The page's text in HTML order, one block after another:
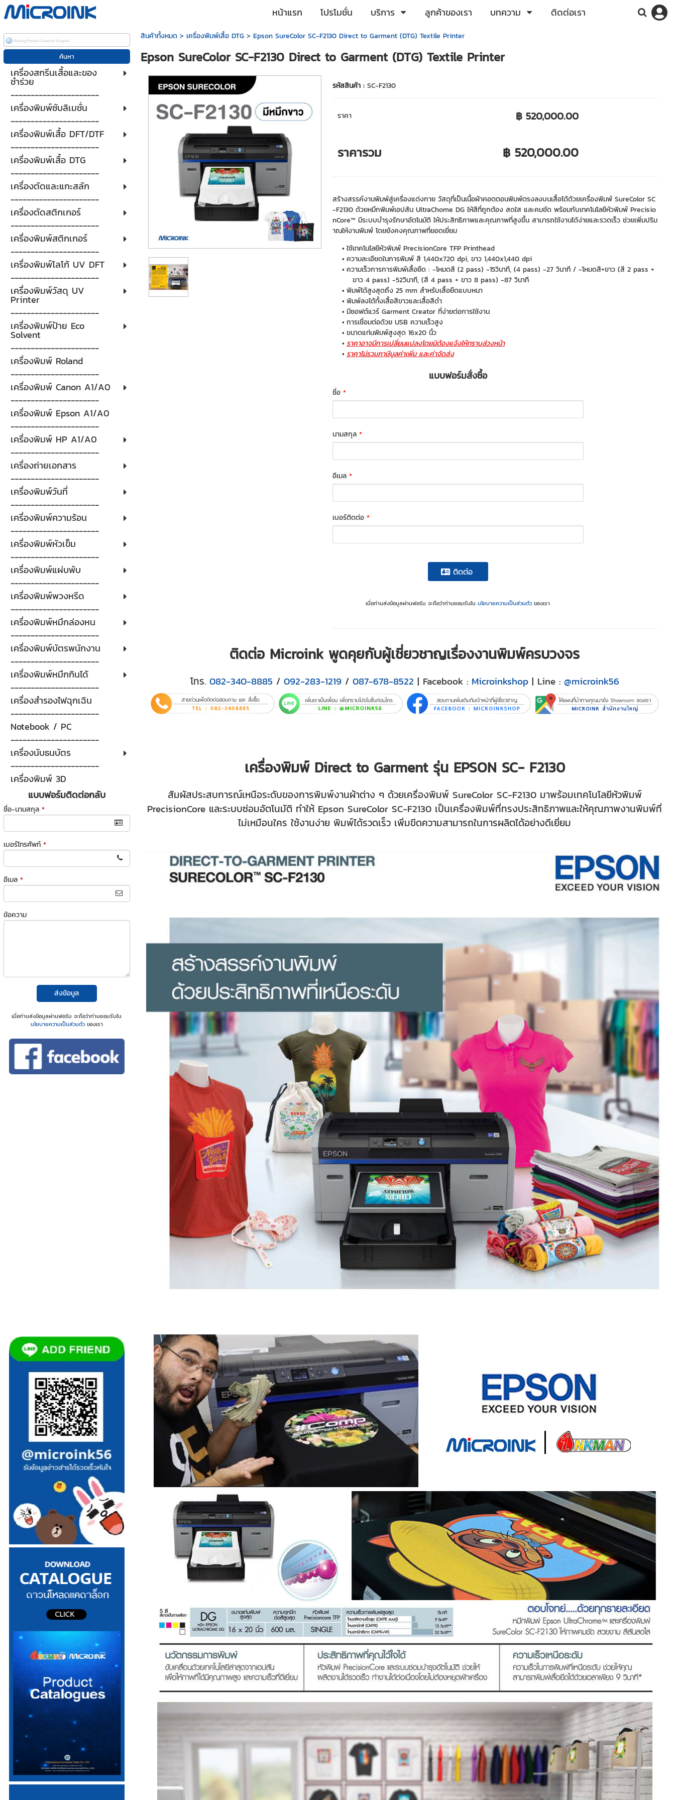
หน้าแรก โปรโมชั่น บริการ ลูกค้าของเรา บทความ ติดต่อเรา
เครื่องสกรีนเสื้อและของ
ชำร่วย
----------------------
เครื่องพิมพ์ซับลิเมชั่น
----------------------
เครื่องพิมพ์เสื้อ DFT/DTF
----------------------
เครื่องพิมพ์เสื้อ DTG
----------------------
เครื่องตัดและแกะสลัก
----------------------
เครื่องตัดสติกเกอร์
----------------------
เครื่องพิมพ์สติกเกอร์
----------------------
เครื่องพิมพ์โลโก้ UV DFT
----------------------
เครื่องพิมพ์วัสดุ UV
Printer
----------------------
เครื่องพิมพ์ป้าย Eco
Solvent
----------------------
เครื่องพิมพ์ Roland
----------------------
เครื่องพิมพ์ Canon A1/A0
----------------------
เครื่องพิมพ์ Epson A1/A0
----------------------
เครื่องพิมพ์ HP A1/A0
----------------------
เครื่องถ่ายเอกสาร
----------------------
เครื่องพิมพ์วันที่
----------------------
เครื่องพิมพ์ความร้อน
----------------------
เครื่องพิมพ์หัวเข็ม
----------------------
เครื่องพิมพ์แผ่บพับ
----------------------
เครื่องพิมพ์พวงหรีด
----------------------
เครื่องพิมพ์หมึกล่องหน
----------------------
เครื่องพิมพ์บัตรพนักงาน
----------------------
เครื่องพิมพ์หมึกกินได้
----------------------
เครื่องสำรองไฟฉุกเฉิน
----------------------
Notebook / PC
----------------------
เครื่องนับธนบัตร
----------------------
เครื่องพิมพ์ 3D
แบบฟอร์มติดต่อกลับ
ชื่อ-นามสกุล *
เบอร์โทรศัพท์ *
อีเมล *
ข้อความ
ส่งข้อมูล
เมื่อท่านส่งข้อมูลผ่านฟอร์ม จะถือว่าท่านยอมรับใน
นโยบายความเป็นส่วนตัวของเรา
สินค้าทั้งหมด> เครื่องพิมพ์เสื้อ DTG> Epson SureColor SC-F2130 Direct to Garment (DTG) Textile Printer
Epson SureColor SC-F2130 Direct to Garment (DTG) Textile Printer
รหัสสินค้า : SC-F2130
ราคา ฿ 520,000.00
ราคารวม ฿ 520,000.00
สร้างสรรค์งานพิมพ์สู่เครื่องแต่งกาย วัสดุที่เป็นเนื้อผ้าคอตตอนพิมพ์ตรงลงบนเสื้อได้ด้วยเครื่องพิมพ์ SureColor SC
-F2130 ด้วยหมึกพิมพ์เอปสัน UltraChome DG ให้สีที่ถูกต้อง สดใส และคมชัด พร้อมกับเทคโนโลยีหัวพิมพ์ Precisio
nCore™ มีระบบบำรุงรักษาอัตโนมัติ ให้ประสิทธิภาพและคุณภาพที่สูงขึ้น สามารถใช้งานได้ง่ายและรวดเร็ว ช่วยเพิ่มปริม
าณให้งานพิมพ์ โดยยังคงคุณภาพที่ยอดเยี่ยม
ใช้เทคโนโลยีหัวพิมพ์ PrecisionCore TFP Printhead
ความละเอียดในการพิมพ์ สี 1,440x720 dpi, ขาว 1,440x1,440 dpi
ความเร็วการการพิมพ์เสื้อยืด : -โหมดสี (2 pass) -15วินาที, (4 pass) -27 วินาที / -โหมดสี+ขาว (สี 2 pass +
ขาว 4 pass) -52วินาที, (สี 4 pass + ขาว 8 pass) -87 วินาที
พิมพ์ได้สูงสุดถึง 25 mm สำหรับเสื้อยืดแบบหนา
พิมพ์ลงได้ทั้งเสื้อสีขาวและเสื้อสีดำ
มีซอฟต์แวร์ Garment Creator ที่ง่ายต่อการใช้งาน
การเชื่อมต่อด้วย USB ความเร็วสูง
ขนาดแท่นพิมพ์สูงสุด 16x20 นิ้ว
ราคาอาจมีการเปลี่ยนแปลงโดยมิต้องแจ้งให้ทราบล่วงหน้า
ราคาไม่รวมภาษีมูลค่าเพิ่ม และค่าจัดส่ง
แบบฟอร์มสั่งซื้อ
ชื่อ *
นามสกุล *
อีเมล *
เบอร์ติดต่อ *
ติดต่อ
เมื่อท่านส่งข้อมูลผ่านฟอร์ม จะถือว่าท่านยอมรับในนโยบายความเป็นส่วนตัว ของเรา
ติดต่อ Microink พูดคุยกับผู้เชี่ยวชาญเรื่องงานพิมพ์ครบวงจร
โทร. 082-340-8885 / 092-283-1219 / 087-678-8522 | Facebook : Microinkshop| Line : @microink56
เครื่องพิมพ์ Direct to Garment รุ่น EPSON SC- F2130
สัมผัสประสบการณ์เหนือระดับของการพิมพ์งานผ้าต่าง ๆ ด้วยเครื่องพิมพ์ SureColor SC-F2130 มาพร้อมเทคโนโลยีหัวพิมพ์
PrecisionCore และระบบซ่อมอัตโนมัติ ทำให้ Epson SureColor SC-F2130 เป็นเครื่องพิมพ์ที่ทรงประสิทธิภาพและให้คุณภาพงานพิมพ์ที่
ไม่เหมือนใคร ใช้งานง่าย พิมพ์ได้รวดเร็ว เพิ่มขีดความสามารถในการผลิตได้อย่างดีเยี่ยม